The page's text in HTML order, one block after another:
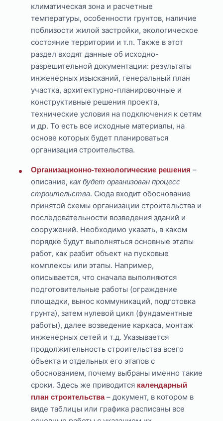
климатическая зона и расчетные
температуры, особенности грунтов, наличие
поблизости жилой застройки, экологическое
состояние территории и т.п. Также в этот
раздел входят данные об исходно-
разрешительной документации: результаты
инженерных изысканий, генеральный план
участка, архитектурно-планировочные и
конструктивные решения проекта,
технические условия на подключения к сетям
и др. То есть все исходные материалы, на
основе которых будет планироваться
организация строительства.
Организационно-технологические решения –
описание,как будет организован процесс
строительства. Сюда входит обоснование
принятой схемы организации строительства и
последовательности возведения зданий и
сооружений. Необходимо указать, в каком
порядке будут выполняться основные этапы
работ, как разбит объект на пусковые
комплексы или этапы. Например,
описывается, что сначала выполняются
подготовительные работы (ограждение
площадки, вынос коммуникаций, подготовка
грунта), затем нулевой цикл (фундаментные
работы), далее возведение каркаса, монтаж
инженерных сетей и т.д. Указывается
продолжительность строительства всего
объекта и отдельных его этапов с
обоснованием, почему выбраны именно такие
сроки. Здесь же приводится календарный
план строительства– документ, в котором в
виде таблицы или графика расписаны все